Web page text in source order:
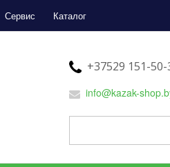
Сервис Каталог
+37529 151-50-
info@kazak-